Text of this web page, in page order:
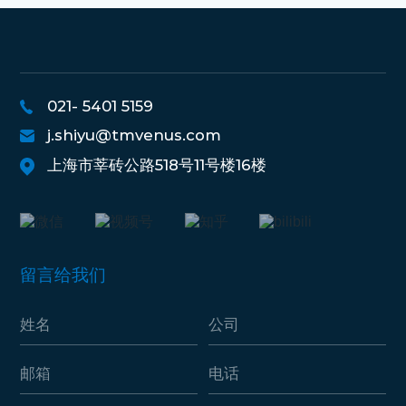
021- 5401 5159
j.shiyu@tmvenus.com
上海市莘砖公路518号11号楼16楼
留言给我们